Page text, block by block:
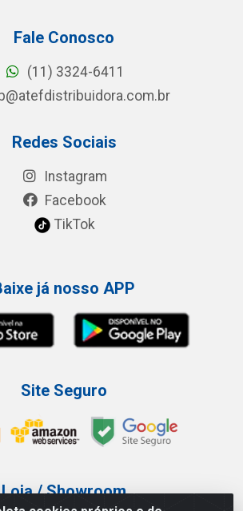
Fale Conosco
(11) 3324-6411
Redes Sociais
Instagram
Facebook
TikTok
já nosso APP
Site Seguro
Loja / Showroom